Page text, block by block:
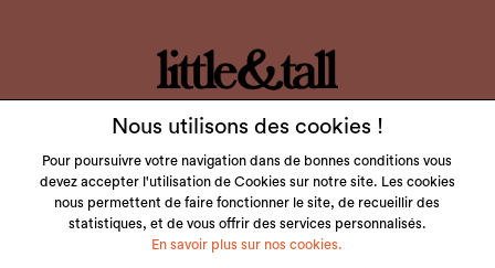
LITTLE & TALL
SERVICE CLIENT
NOS MARQUES
VOTRE COMPTE
Nous utilisons des cookies !
Pour poursuivre votre navigation dans de bonnes conditions vous
devez accepter l'utilisation de Cookies sur notre site. Les cookies
nous permettent de faire fonctionner le site, de recueillir des
statistiques, et de vous offrir des services personnalisés.
En savoir plus sur nos cookies.